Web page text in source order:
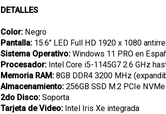
DETALLES
Color: Negro
Pantalla: 15.6" LED Full HD 1920 x 1080
Sistema Operativo: Windows 11 PRO en
Procesador: Intel Core i5-1145G7 2.6 GHz
Memoria RAM: 8GB DDR4 3200 MHz
Almacenamiento: 256GB SSD M.2 PCIe NVMe
2do Disco: Soporta
Tarjeta de Video: Intel Iris Xe integrada